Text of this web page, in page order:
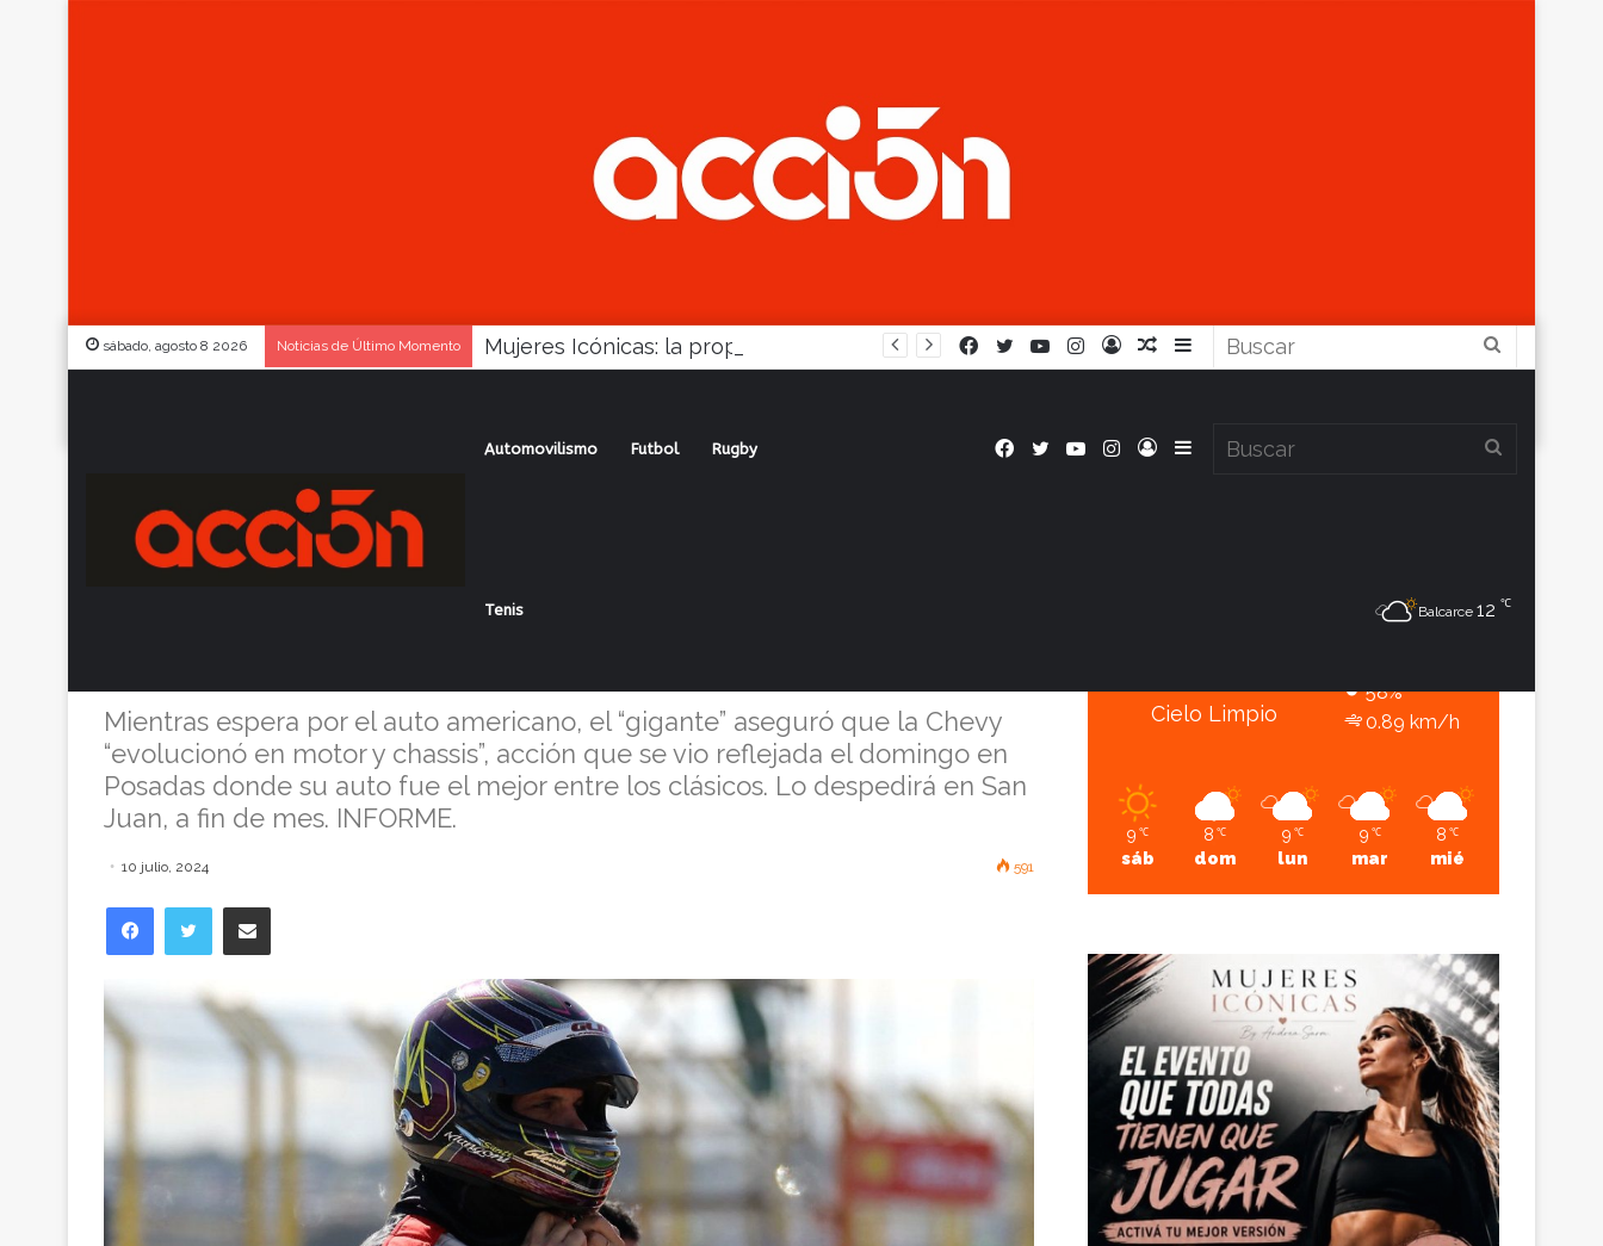
sábado, agosto 8 2026 Noticias de Último Momento
Barra
Artículo
Iniciar
Instagram
YouTube
Twitter
Facebook
Automovilismo Futbol Rugby
Tenis
Barra
Iniciar
Instagram
YouTube
Twitter
Facebook
Balcarce 12 ℃
Actualidad/ Con un auto “evolucionado” Mangoni espera al Camaro
Con un auto “evolucionado”
Mientras espera por el auto americano, el “gigante” aseguró que la Chevy
“evolucionó en motor y chassis”, acción que se vio reflejada el domingo en
Posadas donde su auto fue el mejor entre los clásicos. Lo despedirá en San
Juan, a fin de mes. INFORME.
10 julio, 2024 591
Facebook
Cielo Limpio
9
58%
0.89 km/h
9 ℃
sáb
8 ℃
dom
9 ℃
lun
9 ℃
mar
8 ℃
mié